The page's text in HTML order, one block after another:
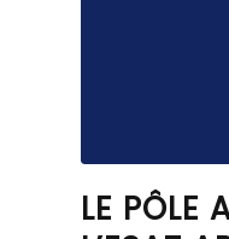
LE PÔLE